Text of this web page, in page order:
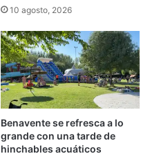
10 agosto, 2026
Benavente se refresca a lo
grande con una tarde de
hinchables acuáticos